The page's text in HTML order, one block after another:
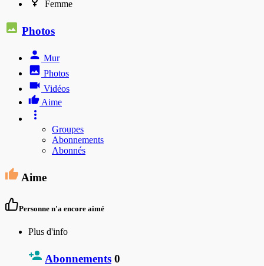
Femme
Photos
Mur
Photos
Vidéos
Aime
Groupes
Abonnements
Abonnés
Aime
Personne n'a encore aimé
Plus d'info
Abonnements 0